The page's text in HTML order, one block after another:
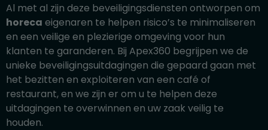
Al met al zijn deze beveiligingsdiensten ontworpen om
horeca eigenaren te helpen risico’s te minimaliseren
en een veilige en plezierige omgeving voor hun
klanten te garanderen. Bij Apex360 begrijpen we de
unieke beveiligingsuitdagingen die gepaard gaan met
het bezitten en exploiteren van een café of
restaurant, en we zijn er om u te helpen deze
uitdagingen te overwinnen en uw zaak veilig te
houden.